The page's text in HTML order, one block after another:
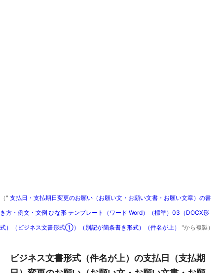
（" 支払日・支払期日変更のお願い（お願い文・お願い文書・お願い文章）の書
き方・例文・文例 ひな形 テンプレート（ワード Word）（標準）03（DOCX形
式）（ビジネス文書形式①）（別記が箇条書き形式）（件名が上） "から複製）
ビジネス文書形式（件名が上）の支払日（支払期